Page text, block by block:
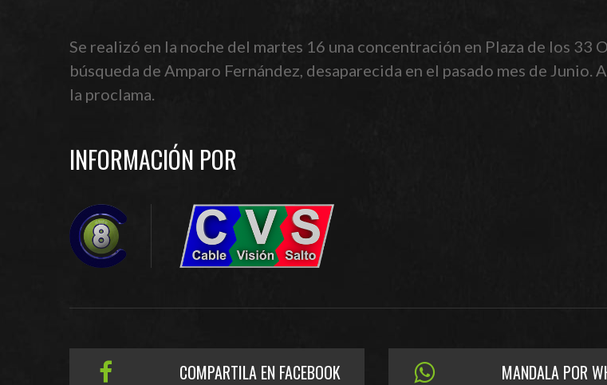
Se realizó en la noche del martes 16 una concentración en Plaza de los 33
búsqueda de Amparo Fernández, desaparecida en el pasado mes de
la proclama.
INFORMACIÓN POR
COMPARTILA EN FACEBOOK MANDALA POR